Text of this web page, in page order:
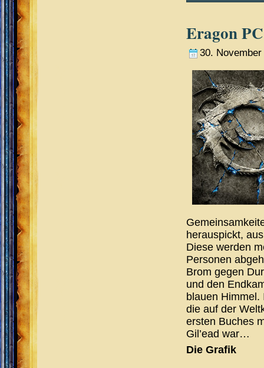
Eragon
30.
herauspickt,
Diese werden
Personen
Brom gegen
und den
blauen
die auf der
ersten Buches
Gil’ead war…
Die Grafik